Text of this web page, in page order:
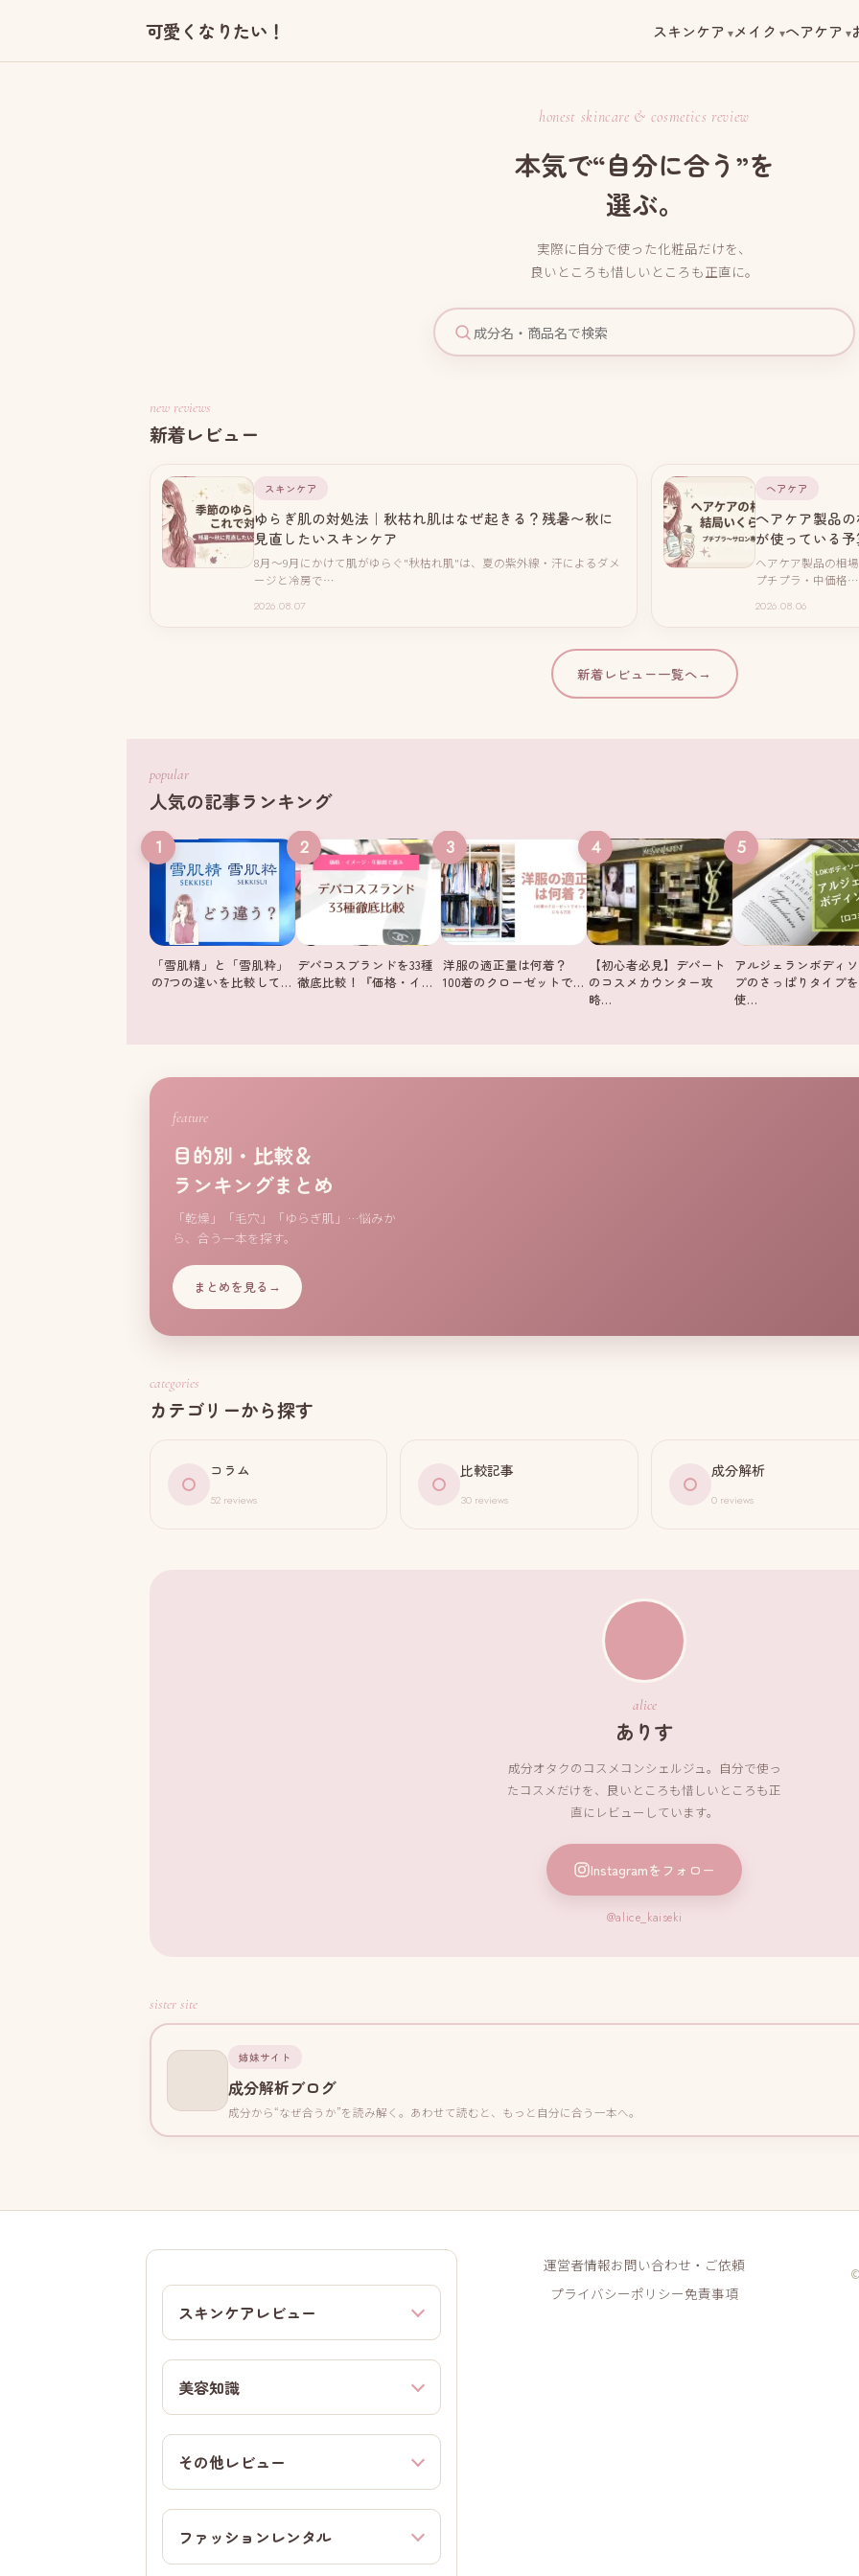
可愛くなりたい！ スキンケア メイク ヘアケア
honest skincare & cosmetics review
本気で“自分に合う”を
選ぶ。
実際に自分で使った化粧品だけを、
良いところも惜しいところも正直に。
new reviews
新着レビュー
スキンケア
ゆらぎ肌の対処法｜秋枯れ肌はなぜ起きる？残暑〜秋に
見直したいスキンケア
8月〜9月にかけて肌がゆらぐ"秋枯れ肌"は、夏の紫外線・汗によるダメ
ージと冷房で…
2026.08.07
ヘアケア
ヘアケア製品
が使っている
ヘアケア製品の相
プチプラ・中価格…
2026.08.06
新着レビュー一覧へ →
popular
人気の記事ランキング
1
「雪肌精」と「雪肌粋」
の7つの違いを比較して…
2
デパコスブランドを33種
徹底比較！『価格・イ…
3
洋服の適正量は何着？
100着のクローゼットで…
4
【初心者必見】デパート
のコスメカウンター攻
略…
5
アルジェランボディ
プのさっぱりタイプを
使…
feature
目的別・比較＆
ランキングまとめ
「乾燥」「毛穴」「ゆらぎ肌」…悩みか
ら、合う一本を探す。
まとめを見る →
categories
カテゴリーから探す
コラム
52 reviews
比較記事
30 reviews
成分解析
0 reviews
alice
ありす
成分オタクのコスメコンシェルジュ。自分で使っ
たコスメだけを、良いところも惜しいところも正
直にレビューしています。
Instagramをフォロー
@alice_kaiseki
sister site
姉妹サイト
成分解析ブログ
成分から“なぜ合うか”を読み解く。あわせて読むと、もっと自分に合う一本へ。
スキンケアレビュー
美容知識
その他レビュー
ファッションレンタル
運営者情報お問い合わせ・ご依頼
プライバシーポリシー免責事項